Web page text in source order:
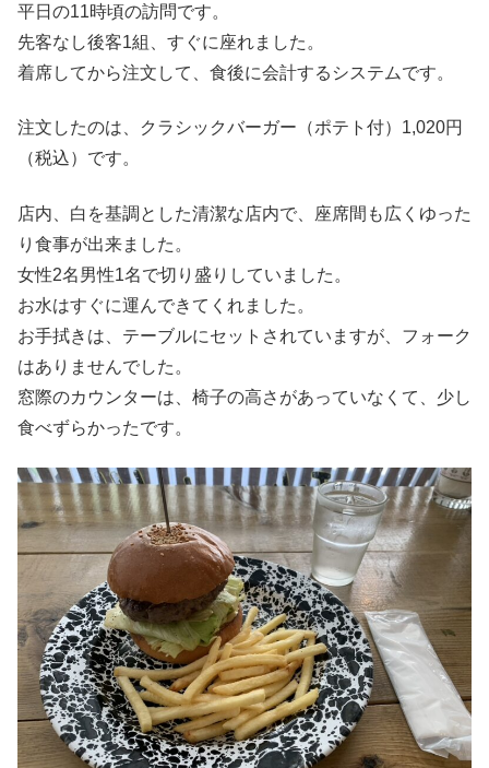
平日の11時頃の訪問です。
先客なし後客1組、すぐに座れました。
着席してから注文して、食後に会計するシステムです。
注文したのは、クラシックバーガー（ポテト付）1,020円
（税込）です。
店内、白を基調とした清潔な店内で、座席間も広くゆった
り食事が出来ました。
女性2名男性1名で切り盛りしていました。
お水はすぐに運んできてくれました。
お手拭きは、テーブルにセットされていますが、フォーク
はありませんでした。
窓際のカウンターは、椅子の高さがあっていなくて、少し
食べずらかったです。